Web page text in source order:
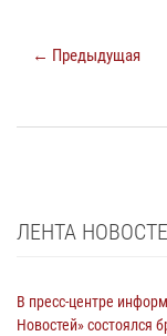
← Предыдущая
ЛЕНТА
В пресс-центре
Новостей» состоялся